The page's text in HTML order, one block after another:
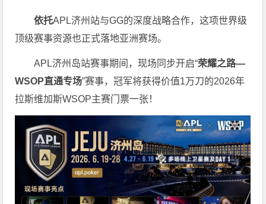
依托APL济州站与GG的深度战略合作，这项世界级
顶级赛事资源也正式落地亚洲赛场。
APL济州岛站赛事期间，现场同步开启“荣耀之路—
WSOP直通专场”赛事，冠军将获得价值1万刀的2026年
拉斯维加斯WSOP主赛门票一张！